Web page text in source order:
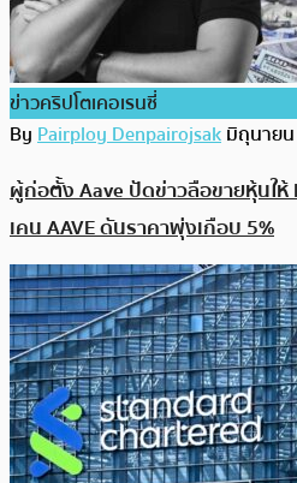
ข่าวคริปโตเคอเรนซี่
ByPairploy Denpairojsakมิถุนาย
ผู้ก่อตั้ง Aave ปัดข่าวลือขายหุ้นใ
เคน AAVE ดันราคาพุ่งเกือบ 5%